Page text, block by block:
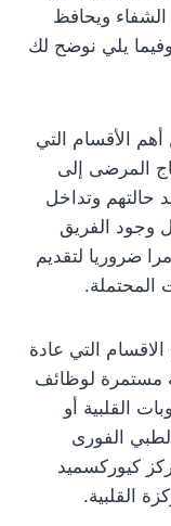
ويحافظ
يلي نوضح لك
الأقسام التي
المرضى إلى
حالتهم وتداخل
وجود الفريق
ضروريا لتقديم
المحتملة.
التي عادة
مستمرة لوظائف
القلبية أو
الفورى
كيوركسميد
القلبية.